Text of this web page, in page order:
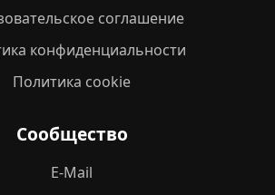
соглашение
конфиденциальности
Политика cookie
Сообщество
E-Mail